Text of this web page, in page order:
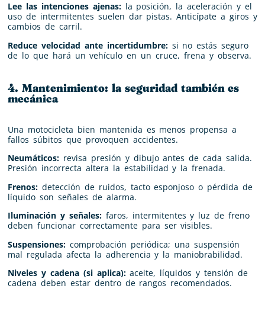
Lee las intenciones ajenas:la posición, la aceleración y el
uso de intermitentes suelen dar pistas. Anticípate a giros y
cambios de carril.
Reduce velocidad ante incertidumbre:si no estás seguro
de lo que hará un vehículo en un cruce, frena y observa.
4. Mantenimiento: la seguridad también es
mecánica
Una motocicleta bien mantenida es menos propensa a
fallos súbitos que provoquen accidentes.
Neumáticos: revisa presión y dibujo antes de cada salida.
Presión incorrecta altera la estabilidad y la frenada.
Frenos: detección de ruidos, tacto esponjoso o pérdida de
líquido son señales de alarma.
Iluminación y señales:faros, intermitentes y luz de freno
deben funcionar correctamente para ser visibles.
Suspensiones: comprobación periódica; una suspensión
mal regulada afecta la adherencia y la maniobrabilidad.
Niveles y cadena (si aplica):aceite, líquidos y tensión de
cadena deben estar dentro de rangos recomendados.